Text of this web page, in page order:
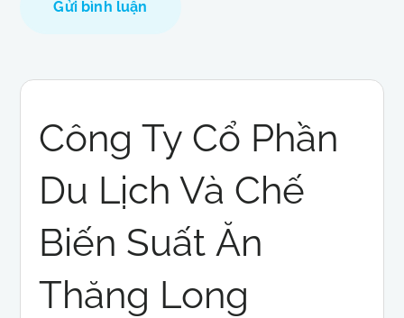
Công Ty Cổ Phần
Du Lịch Và Chế
Biến Suất Ăn
Thăng Long